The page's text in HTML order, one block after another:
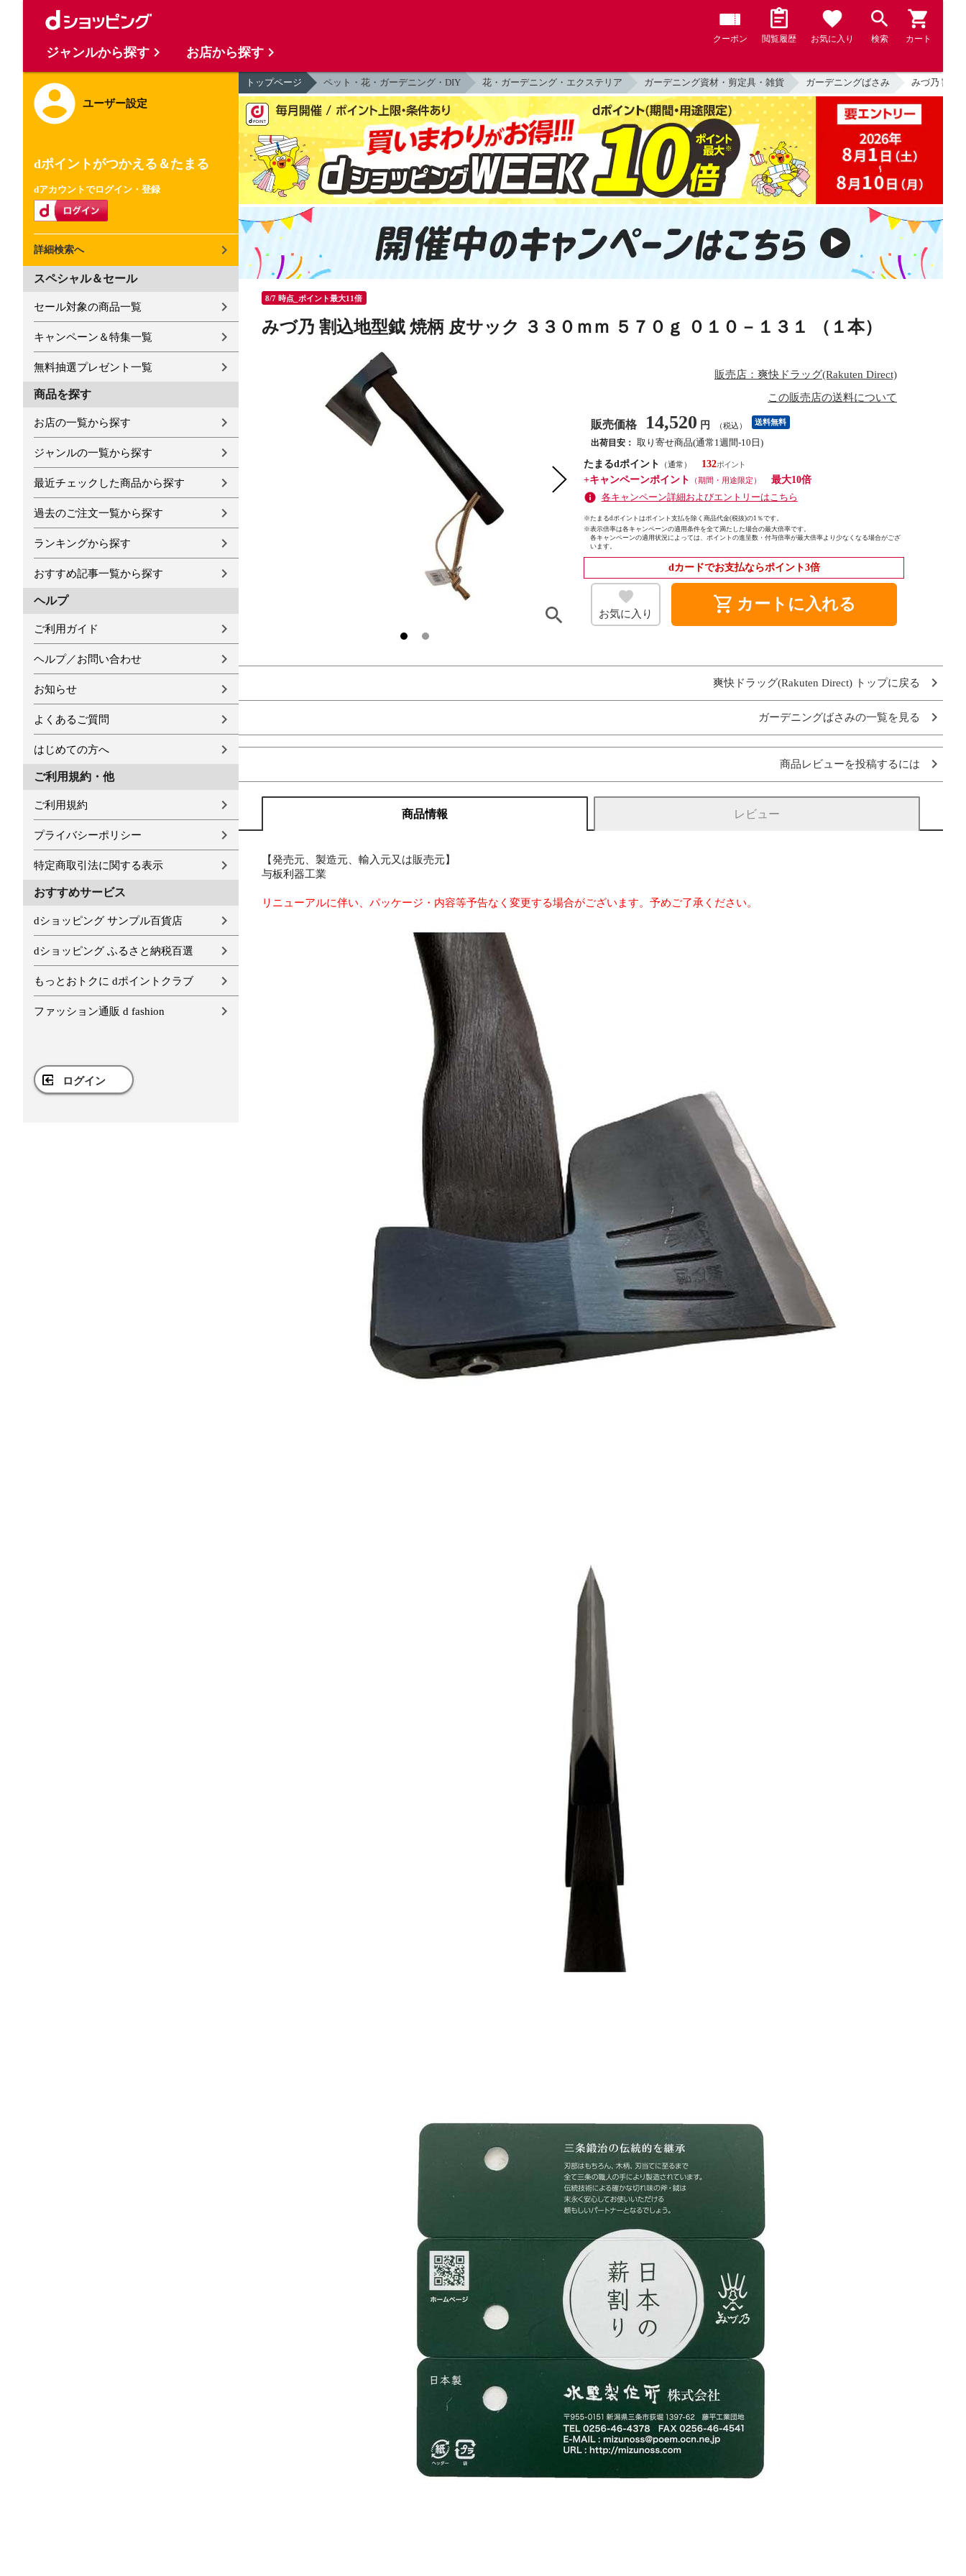
クーポン 閲覧履歴 お気に入り 検索 カート
ユーザー設定
dポイントがつかえる＆たまる
dアカウントでログイン・登録
詳細検索へ
スペシャル＆セール
セール対象の商品一覧
キャンペーン＆特集一覧
無料抽選プレゼント一覧
商品を探す
お店の一覧から探す
ジャンルの一覧から探す
最近チェックした商品から探す
過去のご注文一覧から探す
ランキングから探す
おすすめ記事一覧から探す
ヘルプ
ご利用ガイド
ヘルプ／お問い合わせ
お知らせ
よくあるご質問
はじめての方へ
ご利用規約・他
ご利用規約
プライバシーポリシー
特定商取引法に関する表示
おすすめサービス
dショッピング サンプル百貨店
dショッピング ふるさと納税百選
もっとおトクに dポイントクラブ
ファッション通販 d fashion
ログイン
トップページ ペット・花・ガーデニング・DIY 花・ガーデニング・エクステリア ガーデニング資材・剪定具・雑貨 ガーデニングばさみ みづ乃 割込
8/7 時点_ポイント最大11倍
みづ乃 割込地型鉞 焼柄 皮サック ３３０ｍｍ ５７０ｇ ０１０－１３１ （１本）
販売店：爽快ドラッグ(Rakuten Direct)
この販売店の送料について
販売価格 14,520 円 （税込） 送料無料
出荷目安： 取り寄せ商品(通常1週間-10日)
たまるdポイント
（通常）
132
+キャンペーンポイント
（期間・用途限定）
最大10倍
各キャンペーン詳細およびエントリーはこちら
※たまるdポイントはポイント支払を除く商品代金(税抜)の1％です。
※表示倍率は各キャンペーンの適用条件を全て満たした場合の最大倍率です。
各キャンペーンの適用状況によっては、ポイントの進呈数・付与倍率が最大倍率より少なくなる場合がござ
います。
dカードでお支払ならポイント3倍
お気に入り shopping_cart カートに入れる
爽快ドラッグ(Rakuten Direct) トップに戻る
ガーデニングばさみの一覧を見る
商品レビューを投稿するには
商品情報 レビュー
【発売元、製造元、輸入元又は販売元】
与板利器工業
リニューアルに伴い、パッケージ・内容等予告なく変更する場合がございます。予めご了承ください。
ジャンルから探す お店から探す